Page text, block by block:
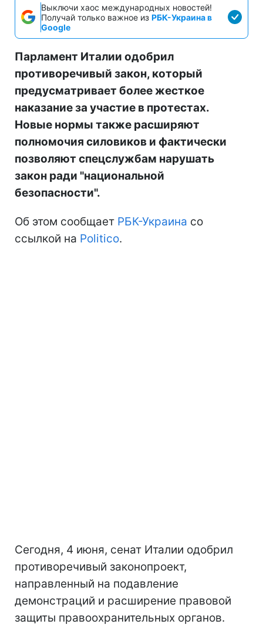
Выключи хаос международных новостей!
Получай только важное из РБК-Украина в
Google
Парламент Италии одобрил
противоречивый закон, который
предусматривает более жесткое
наказание за участие в протестах.
Новые нормы также расширяют
полномочия силовиков и фактически
позволяют спецслужбам нарушать
закон ради "национальной
безопасности".
Об этом сообщает РБК-Украина со
ссылкой на Politico.
Сегодня, 4 июня, сенат Италии одобрил
противоречивый законопроект,
направленный на подавление
демонстраций и расширение правовой
защиты правоохранительных органов.